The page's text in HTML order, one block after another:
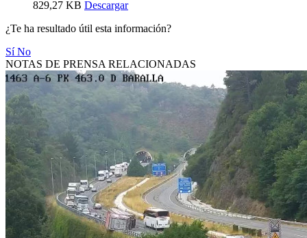
829,27 KB Descargar
¿Te ha resultado útil esta información?
SíNo
NOTAS DE PRENSA RELACIONADAS